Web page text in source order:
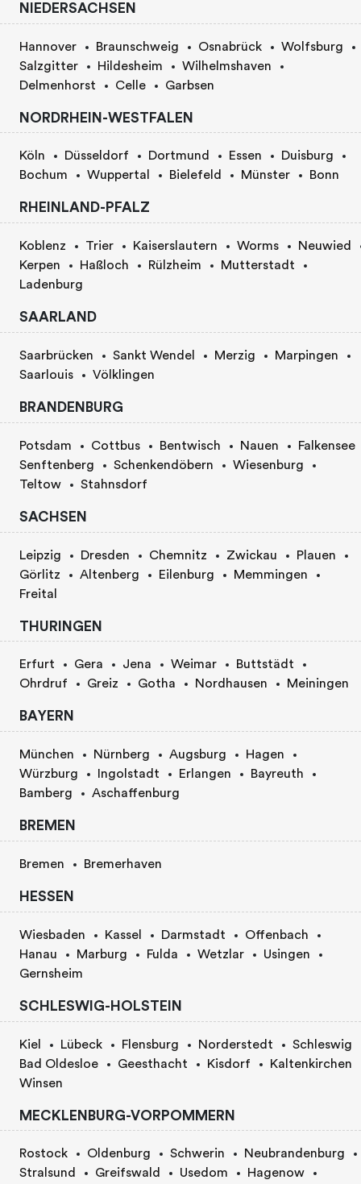
NIEDERSACHSEN
Hannover Braunschweig Osnabrück
Wolfsburg
Salzgitter
Hildesheim
Wilhelmshaven
Delmenhorst
Celle Garbsen
NORDRHEIN-WESTFALEN
Köln Düsseldorf Dortmund Essen
Duisburg
Bochum
Wuppertal Bielefeld Münster Bonn
RHEINLAND-PFALZ
Koblenz Trier Kaiserslautern Worms
Neuwied
Kerpen
Haßloch Rülzheim
Mutterstadt
Ladenburg
SAARLAND
Saarbrücken Sankt Wendel Merzig
Marpingen
Saarlouis
Völklingen
BRANDENBURG
Potsdam Cottbus Bentwisch Nauen
Falkensee
Senftenberg
Schenkendöbern
Wiesenburg
Teltow
Stahnsdorf
SACHSEN
Leipzig Dresden Chemnitz Zwickau
Plauen
Görlitz
Altenberg Eilenburg
Memmingen
Freital
THURINGEN
Erfurt Gera Jena Weimar
Buttstädt
Ohrdruf
Greiz Gotha Nordhausen Meiningen
BAYERN
München Nürnberg Augsburg
Hagen
Würzburg
Ingolstadt Erlangen
Bayreuth
Bamberg
Aschaffenburg
BREMEN
Bremen Bremerhaven
HESSEN
Wiesbaden Kassel Darmstadt
Offenbach
Hanau
Marburg Fulda Wetzlar
Usingen
Gernsheim
SCHLESWIG-HOLSTEIN
Kiel Lübeck Flensburg Norderstedt
Schleswig
Bad Oldesloe
Geesthacht Kisdorf
Kaltenkirchen
Winsen
MECKLENBURG-VORPOMMERN
Rostock Oldenburg Schwerin
Neubrandenburg
Stralsund
Greifswald Usedom Hagenow